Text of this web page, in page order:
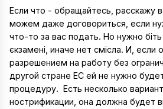
Если что - обращайтесь, расскажу
можем даже договориться, если
что-то за вас подать. Но нужно біть
єкзамені, иначе нет смісла. И, если
разрешением на работу без
другой стране ЕС ей не нужно
процедуру. Есть несколько
нострификации, она должна будет